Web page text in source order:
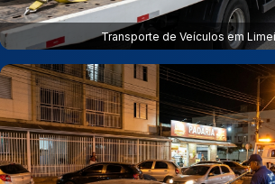
Transporte de Veículos em